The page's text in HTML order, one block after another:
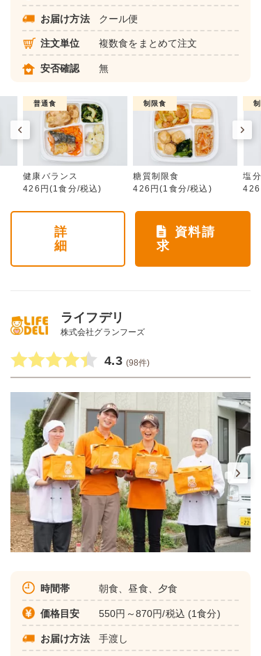
お届け方法 クール便
注文単位 複数食をまとめて注文
安否確認 無
普通食
健康バランス
426円(1食分/税込)
制限食
糖質制限食
426円(1食分/税込)
塩
詳
細
資料請
求
ライフデリ
株式会社グランフーズ
4.3 (98件)
時間帯 朝食、昼食、夕食
価格目安 550円～870円/税込 (1食分)
お届け方法 手渡し